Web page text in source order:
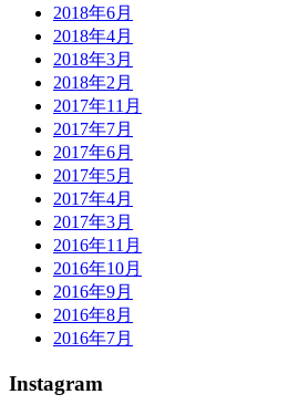
2018年6月
2018年4月
2018年3月
2018年2月
2017年11月
2017年7月
2017年6月
2017年5月
2017年4月
2017年3月
2016年11月
2016年10月
2016年9月
2016年8月
2016年7月
Instagram